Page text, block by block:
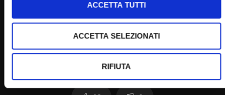
ACCETTA TUTTI
ACCETTA SELEZIONATI
RIFIUTA